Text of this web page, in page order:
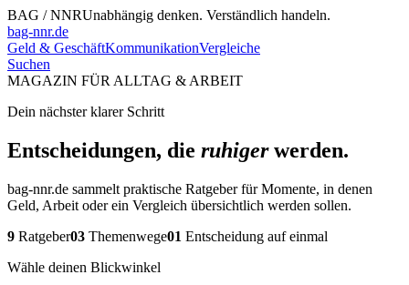
BAG / NNRUnabhängig denken. Verständlich handeln.
bag-nnr.de
Geld & GeschäftKommunikationVergleiche
Suchen
MAGAZIN FÜR ALLTAG & ARBEIT
Dein nächster klarer Schritt
Entscheidungen, die ruhigerwerden.
bag-nnr.de sammelt praktische Ratgeber für Momente, in denen
Geld, Arbeit oder ein Vergleich übersichtlich werden sollen.
9 Ratgeber03 Themenwege01 Entscheidung auf einmal
Wähle deinen Blickwinkel